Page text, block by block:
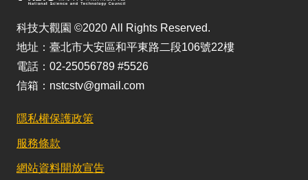
科技大觀園 ©2020 All Rights Reserved.
地址：臺北市大安區和平東路二段106號22樓
電話：02-25056789 #5526
信箱：nstcstv@gmail.com
隱私權保護政策
服務條款
網站資料開放宣告